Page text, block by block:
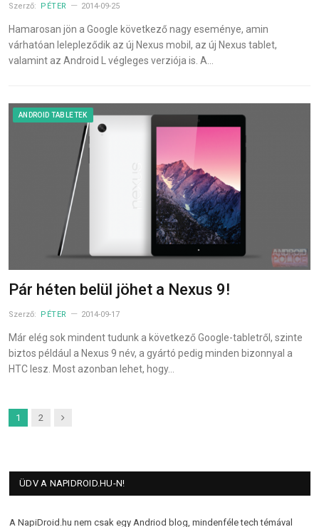
Szerző: PÉTER 2014-09-25
Hamarosan jön a Google következő nagy eseménye, amin
várhatóan lelepleződik az új Nexus mobil, az új Nexus tablet,
valamint az Android L végleges verziója is. A…
ANDROID TABLETEK
Pár héten belül jöhet a Nexus 9!
Szerző: PÉTER 2014-09-17
Már elég sok mindent tudunk a következő Google-tabletről, szinte
biztos például a Nexus 9 név, a gyártó pedig minden bizonnyal a
HTC lesz. Most azonban lehet, hogy…
1 2 Next
ÜDV A NAPIDROID.HU-N!
A NapiDroid.hu nem csak egy Andriod blog, mindenféle tech témával